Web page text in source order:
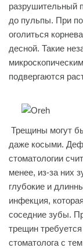
разрушительный
до пульпы. При
оголиться
десной. Такие
подвергаются
Трещины могут
даже косыми.
стоматологии
менее, из-за них
глубокие и
инфекция,
соседние зубы.
трещин
стоматолога с